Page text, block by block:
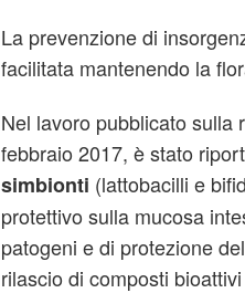
La prevenzione di
facilitata mantenendo la
Nel lavoro pubblicato sulla
febbraio 2017, è stato
simbionti (lattobacilli e
protettivo sulla mucosa
patogeni e di protezione
rilascio di composti